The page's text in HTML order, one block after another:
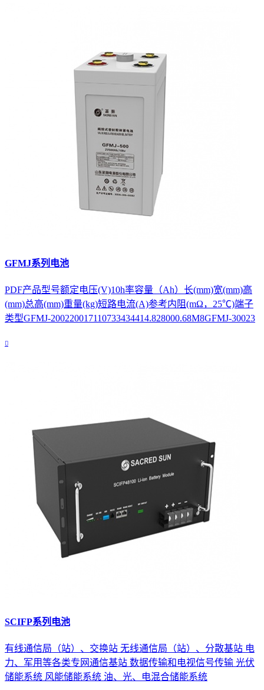
GFMJ系列电池
PDF产品型号额定电压(V)10h率容量（Ah）长(mm)宽(mm)高
(mm)总高(mm)重量(kg)短路电流(A)参考内阻(mΩ，25℃)端子
类型GFMJ-200220017110733434414.828000.68M8GFMJ-30023

SCIFP系列电池
有线通信局（站）、交换站 无线通信局（站）、分散基站 电
力、军用等各类专网通信基站 数据传输和电视信号传输 光伏
储能系统 风能储能系统 油、光、电混合储能系统